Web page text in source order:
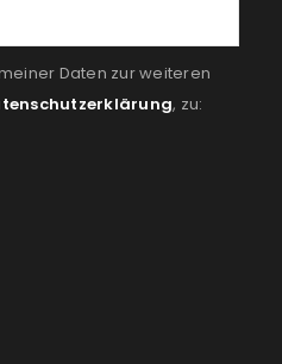
Daten zur weiteren
, zu: